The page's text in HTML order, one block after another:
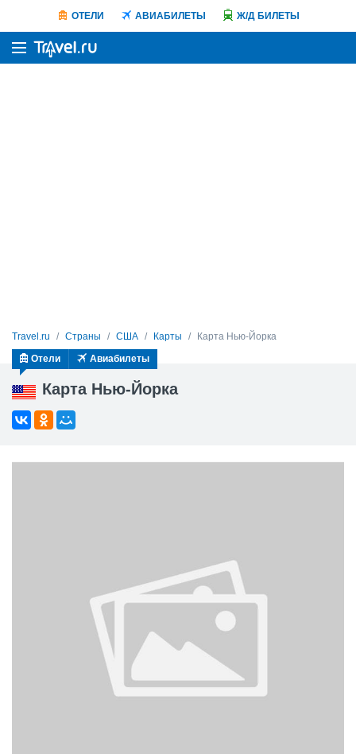
ОТЕЛИ АВИАБИЛЕТЫ Ж/Д БИЛЕТЫ
Travel.ru Страны США Карты Карта Нью-Йорка
Карта Нью-Йорка
Отели Авиабилеты